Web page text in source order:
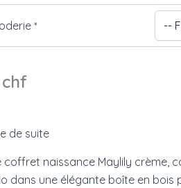
imageView larger image
*
chf
de suite
coffret naissance Maylily crème,
dans une élégante boîte en bois